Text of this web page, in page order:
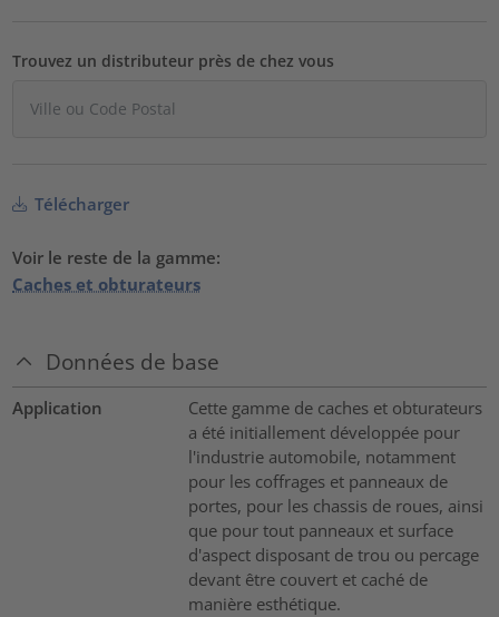
Trouvez un distributeur près de chez vous
Télécharger
Voir le reste de la gamme:
Caches et obturateurs
Données de base
Application
Cette gamme de caches et obturateurs
a été initiallement développée pour
l'industrie automobile, notamment
pour les coffrages et panneaux de
portes, pour les chassis de roues, ainsi
que pour tout panneaux et surface
d'aspect disposant de trou ou percage
devant être couvert et caché de
manière esthétique.